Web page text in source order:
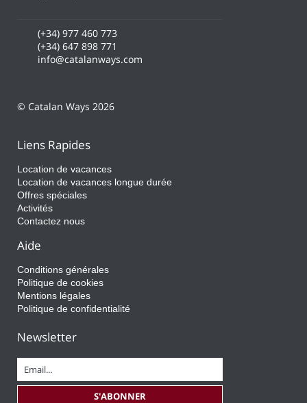
(+34) 977 460 773
(+34) 647 898 771
info@catalanways.com
© Catalan Ways 2026
Liens Rapides
Location de vacances
Location de vacances longue durée
Offres spéciales
Activités
Contactez nous
Aide
Conditions générales
Politique de cookies
Mentions légales
Politique de confidentialité
Newsletter